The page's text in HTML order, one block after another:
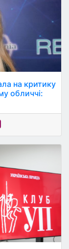
на критику
обличчі: